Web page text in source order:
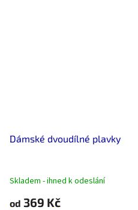
Dámské dvoudílné plavky
Skladem - ihned k odeslání
od 369 Kč